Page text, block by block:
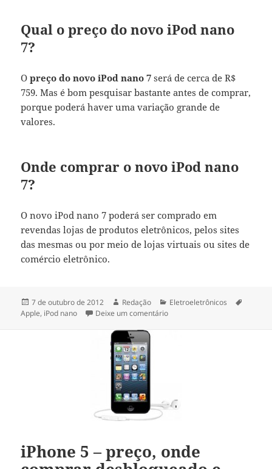
Qual o preço do novo iPod nano
7?
Opreço do novo iPod nano 7 será de cerca de R$
759. Mas é bom pesquisar bastante antes de comprar,
porque poderá haver uma variação grande de
valores.
Onde comprar o novo iPod nano
7?
O novo iPod nano 7 poderá ser comprado em
revendas lojas de produtos eletrônicos, pelos sites
das mesmas ou por meio de lojas virtuais ou sites de
comércio eletrônico.
Publicado
em
7 de outubro de 2012 Autor
Redação Categorias
Eletroeletrônicos
Apple, iPod nano Deixe um comentárioem Novo iPod nano 7 Apple –
iPhone 5 – preço, onde